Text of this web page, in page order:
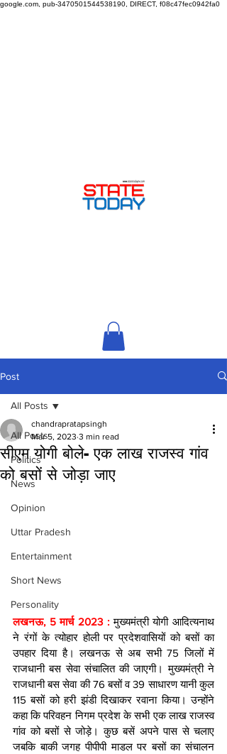
google.com, pub-3470501544538190, DIRECT, f08c47fec0942fa0
Post
All Posts
Politics
News
Opinion
Uttar Pradesh
Entertainment
Short News
Personality
All Posts
सीएम योगी बोले- एक लाख राजस्व गांव
को बसों से जोड़ा जाए
chandrapratapsingh
Mar 5, 2023 3 min read
लखनऊ, 5 मार्च 2023 : मुख्यमंत्री योगी आदित्यनाथ
ने रंगों के त्योहार होली पर प्रदेशवासियों को बसों का
उपहार दिया है। लखनऊ से अब सभी 75 जिलों में
राजधानी बस सेवा संचालित की जाएगी। मुख्यमंत्री ने
राजधानी बस सेवा की 76 बसों व 39 साधारण यानी कुल
115 बसों को हरी झंडी दिखाकर रवाना किया। उन्होंने
कहा कि परिवहन निगम प्रदेश के सभी एक लाख राजस्व
गांव को बसों से जोड़े। कुछ बसें अपने पास से चलाए
जबकि बाकी जगह पीपीपी माडल पर बसों का संचालन